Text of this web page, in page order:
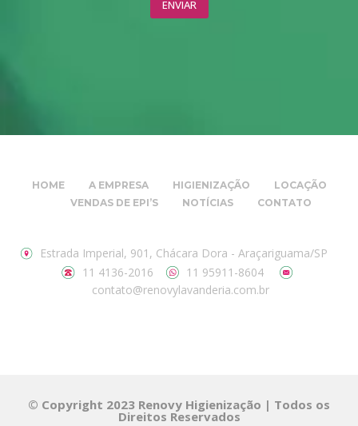
HOME A EMPRESA HIGIENIZAÇÃO
LOCAÇÃO
VENDAS DE EPI’S
NOTÍCIAS CONTATO
Estrada Imperial, 901, Chácara Dora - Araçariguama/SP
11 4136-2016
11 95911-8604
contato@renovylavanderia.com.br
© Copyright 2023 Renovy Higienização | Todos os
Direitos Reservados